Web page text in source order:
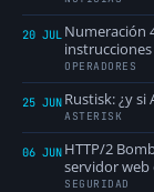
20 JUL Numeración
OPERADORES
25 JUN Rustisk: ¿y
ASTERISK
06 JUN HTTP/2
servidor web
SEGURIDAD